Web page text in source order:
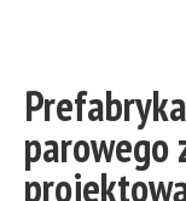
parowego